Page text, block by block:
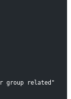
group related"